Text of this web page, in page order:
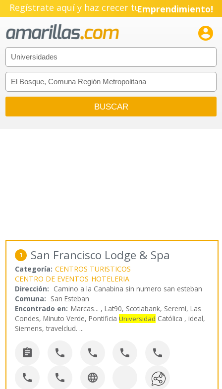
Regístrate aquí y haz crecer tuEmprendimiento!

1 San Francisco Lodge & Spa
Categoría: CENTROS TURISTICOS
CENTRO DE EVENTOS HOTELERIA
Dirección: Camino a la Canabina sin numero san esteban
Comuna: San Esteban
Encontrado en: Marcas... , Lat90, Scotiabank, Seremi, Las
Condes, Minuto Verde, PontificiaUniversidad Católica , ideal,
Siemens, travelclud. ...
    
  